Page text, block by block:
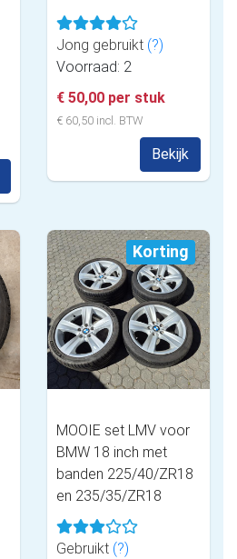
Jong gebruikt (?)
Voorraad: 2
€ 50,00 per stuk
€ 60,50 incl. BTW
Bekijk
Korting
MOOIE set LMV voor
BMW 18 inch met
banden 225/40/ZR18
en 235/35/ZR18
Gebruikt (?)